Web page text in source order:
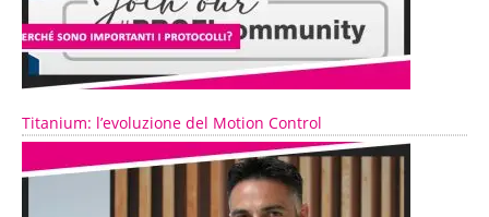
Titanium: l’evoluzione del Motion Control